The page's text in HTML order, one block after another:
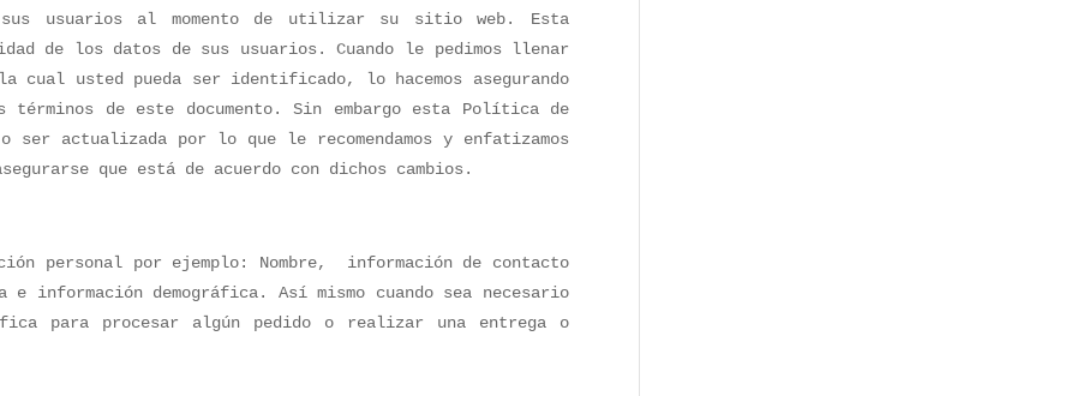
sus usuarios al momento de utilizar su sitio web. Esta
de los datos de sus usuarios. Cuando le pedimos llenar
cual usted pueda ser identificado, lo hacemos asegurando
términos de este documento. Sin embargo esta Política de
ser actualizada por lo que le recomendamos y enfatizamos
que está de acuerdo con dichos cambios.
personal por ejemplo: Nombre, información de contacto
información demográfica. Así mismo cuando sea necesario
para procesar algún pedido o realizar una entrega o